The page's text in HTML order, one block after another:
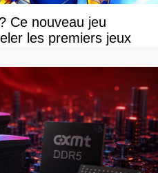
Ce nouveau jeu
les premiers jeux